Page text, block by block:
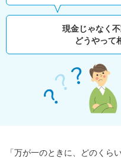
現金じゃなく
どうやって
「万が一のときに、どのくら